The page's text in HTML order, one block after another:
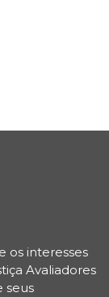
os interesses
Avaliadores
seus